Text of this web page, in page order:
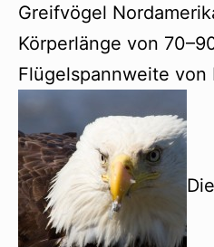
Greifvögel
Körperlänge von
Flügelspannweite